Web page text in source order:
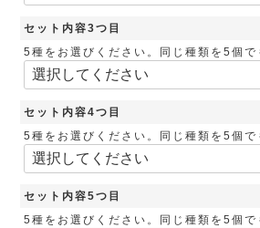
セット内容3つ目
5種をお選びください。同じ種類を5個で
セット内容4つ目
5種をお選びください。同じ種類を5個で
セット内容5つ目
5種をお選びください。同じ種類を5個で